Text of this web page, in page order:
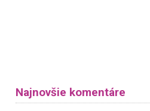
Najnovšie komentáre